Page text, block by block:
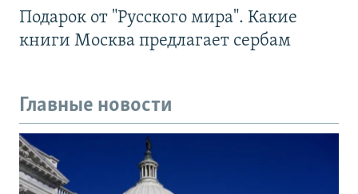
Подарок от "Русского мира". Какие
книги Москва предлагает сербам
Главные новости